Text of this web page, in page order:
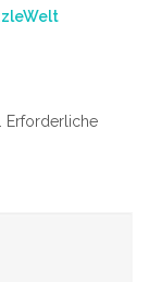
Erforderliche